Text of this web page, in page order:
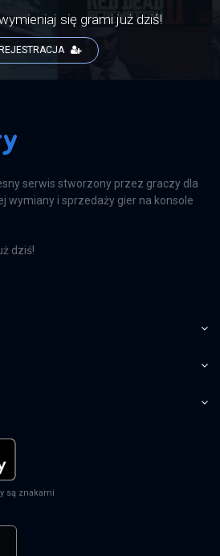
się grami już dziś!
REJESTRACJA
serwis stworzony przez graczy dla
wymiany i sprzedaży gier na konsole
dziś!
są znakami